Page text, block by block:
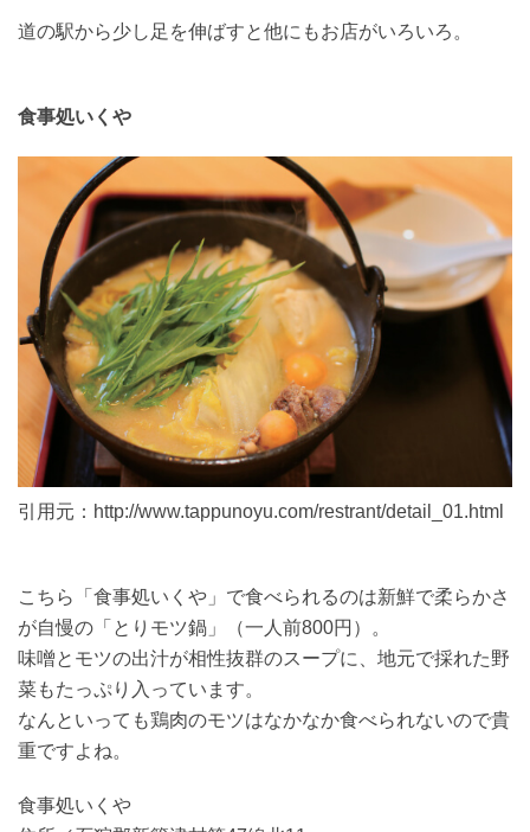
道の駅から少し足を伸ばすと他にもお店がいろいろ。
食事処いくや
引用元：http://www.tappunoyu.com/restrant/detail_01.html
こちら「食事処いくや」で食べられるのは新鮮で柔らかさ
が自慢の「とりモツ鍋」（一人前800円）。
味噌とモツの出汁が相性抜群のスープに、地元で採れた野
菜もたっぷり入っています。
なんといっても鶏肉のモツはなかなか食べられないので貴
重ですよね。
食事処いくや